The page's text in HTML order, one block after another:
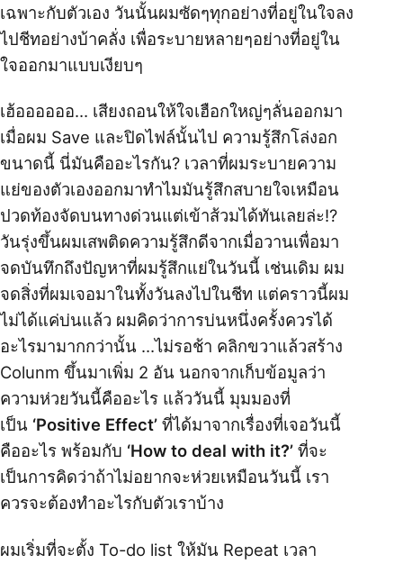
เฉพาะกับตัวเอง วันนั้นผมซัดๆทุกอย่างที่อยู่ในใจลง
ไปชีทอย่างบ้าคลั่ง เพื่อระบายหลายๆอย่างที่อยู่ใน
ใจออกมาแบบเงียบๆ
เฮ้ออออออ… เสียงถอนให้ใจเฮือกใหญ่ๆลั่นออกมา
เมื่อผม Save และปิดไฟล์นั้นไป ความรู้สึกโล่งอก
ขนาดนี้ นี่มันคืออะไรกัน? เวลาที่ผมระบายความ
แย่ของตัวเองออกมาทำไมมันรู้สึกสบายใจเหมือน
ปวดท้องจัดบนทางด่วนแต่เข้าส้วมได้ทันเลยล่ะ!?
วันรุ่งขึ้นผมเสพติดความรู้สึกดีจากเมื่อวานเพื่อมา
จดบันทึกถึงปัญหาที่ผมรู้สึกแย่ในวันนี้ เช่นเดิม ผม
จดสิ่งที่ผมเจอมาในทั้งวันลงไปในชีท แต่คราวนี้ผม
ไม่ได้แค่บ่นแล้ว ผมคิดว่าการบ่นหนึ่งครั้งควรได้
อะไรมามากกว่านั้น …ไม่รอช้า คลิกขวาแล้วสร้าง
Colunm ขึ้นมาเพิ่ม 2 อัน นอกจากเก็บข้อมูลว่า
ความห่วยวันนี้คืออะไร แล้ววันนี้ มุมมองที่
เป็น ‘Positive Effect’ ที่ได้มาจากเรื่องที่เจอวันนี้
คืออะไร พร้อมกับ ‘How to deal with it?’ ที่จะ
เป็นการคิดว่าถ้าไม่อยากจะห่วยเหมือนวันนี้ เรา
ควรจะต้องทำอะไรกับตัวเราบ้าง
ผมเริ่มที่จะตั้ง To-do list ให้มัน Repeat เวลา